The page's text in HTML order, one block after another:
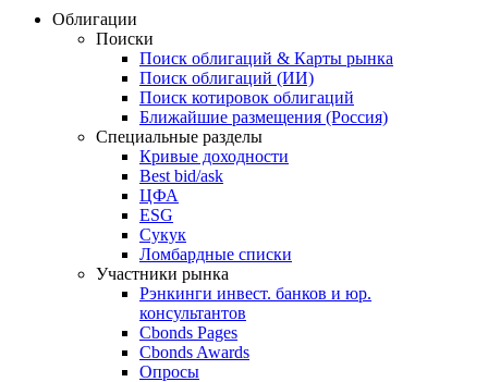
Облигации
Поиски
Поиск облигаций & Карты рынка
Поиск облигаций (ИИ)
Поиск котировок облигаций
Ближайшие размещения (Россия)
Специальные разделы
Кривые доходности
Best bid/ask
ЦФА
ESG
Сукук
Ломбардные списки
Участники рынка
Рэнкинги инвест. банков и юр.
консультантов
Cbonds Pages
Cbonds Awards
Опросы